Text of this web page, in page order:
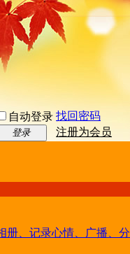
自动登录 找回密码
登录
注册为会员
册、记录心情、广播、